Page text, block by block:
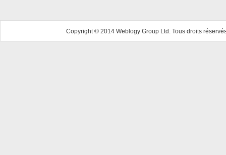
Copyright © 2014 Weblogy Group Ltd. Tous droits